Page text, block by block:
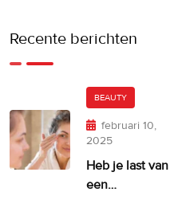
Recente berichten
BEAUTY
februari 10,
2025
Heb je last van
een